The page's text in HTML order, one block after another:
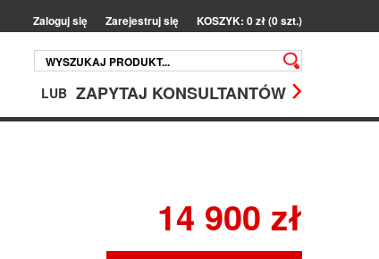
Zaloguj się Zarejestruj się KOSZYK: 0 zł (0 szt.)
LUB ZAPYTAJ KONSULTANTÓW
14 900 zł